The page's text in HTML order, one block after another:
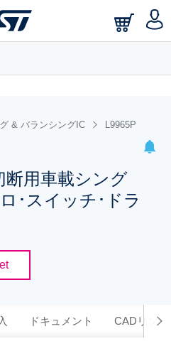
searches.
& バランシングIC L9965P
断用車載シング
･スイッチ･ドラ
ドキュメント CADリソー